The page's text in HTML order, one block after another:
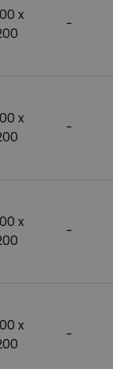
x
-
x
-
x
-
x
-